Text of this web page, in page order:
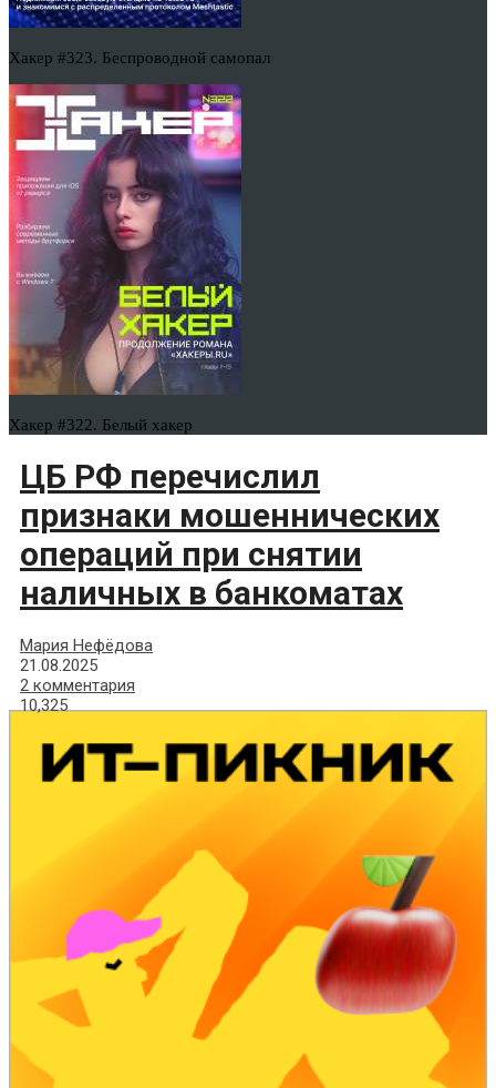
Хакер #323. Беспроводной самопал
Хакер #322. Белый хакер
ЦБ РФ перечислил
признаки мошеннических
операций при снятии
наличных в банкоматах
Мария Нефёдова
21.08.2025
2 комментария
10,325